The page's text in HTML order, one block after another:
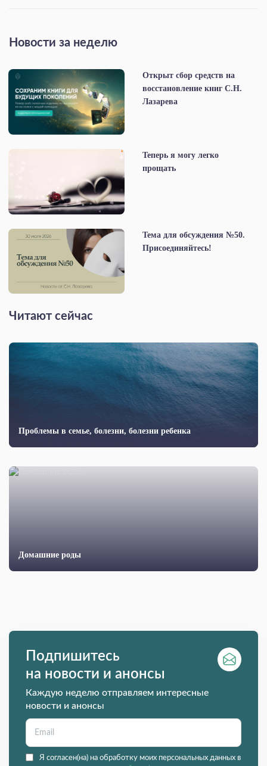
Новости за неделю
Открыт сбор средств на
восстановление книг С.Н.
Лазарева
Теперь я могу легко
прощать
Тема для обсуждения №50.
Присоединяйтесь!
Читают сейчас
Проблемы в семье, болезни, болезни ребенка
Домашние роды
Подпишитесь
на новости и анонсы
Каждую неделю отправляем интересные
новости и анонсы
Я согласен(на) на обработку моих персональных данных в